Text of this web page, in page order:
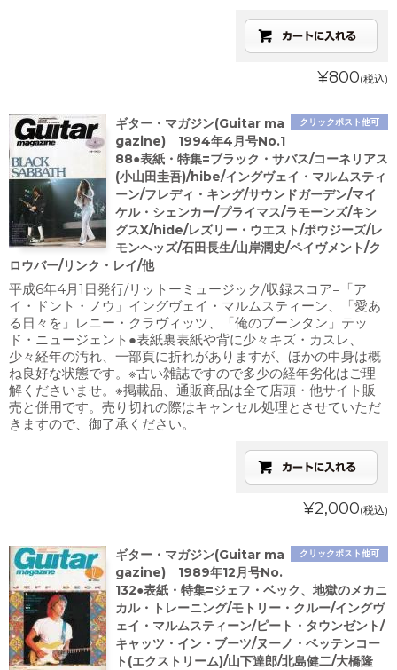
¥800(税込)
クリックポスト他可
ギター・マガジン(Guitar ma
gazine) 1994年4月号No.1
88●表紙・特集=ブラック・サバス/コーネリアス
(小山田圭吾)/hibe/イングヴェイ・マルムスティ
ーン/フレディ・キング/サウンドガーデン/マイ
ケル・シェンカー/プライマス/ラモーンズ/キン
グスX/hide/レズリー・ウエスト/ポウジーズ/レ
モンヘッズ/石田長生/山岸潤史/ペイヴメント/ク
ロウバー/リンク・レイ/他
平成6年4月1日発行/リットーミュージック/収録スコア=「ア
イ・ドント・ノウ」イングヴェイ・マルムスティーン、「愛あ
る日々を」レニー・クラヴィッツ、「俺のブーンタン」テッ
ド・ニュージェント●表紙裏表紙や背に少々キズ・カスレ、
少々経年の汚れ、一部頁に折れがありますが、ほかの中身は概
ね良好な状態です。※古い雑誌ですので多少の経年劣化はご理
解くださいませ。※掲載品、通販商品は全て店頭・他サイト販
売と併用です。売り切れの際はキャンセル処理とさせていただ
きますので、御了承ください。
¥2,000(税込)
クリックポスト他可
ギター・マガジン(Guitar ma
gazine) 1989年12月号No.
132●表紙・特集=ジェフ・ベック、地獄のメカニ
カル・トレーニング/モトリー・クルー/イングヴ
ェイ・マルムスティーン/ピート・タウンゼント/
キャッツ・イン・ブーツ/ヌーノ・ベッテンコー
ト(エクストリーム)/山下達郎/北島健二/大橋隆